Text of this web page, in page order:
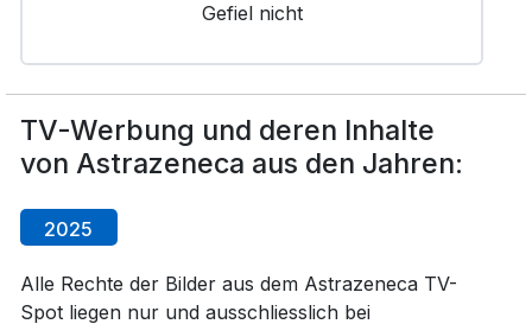
Gefiel nicht
TV-Werbung und deren Inhalte
von Astrazeneca aus den Jahren:
2025
Alle Rechte der Bilder aus dem Astrazeneca TV-
Spot liegen nur und ausschliesslich bei